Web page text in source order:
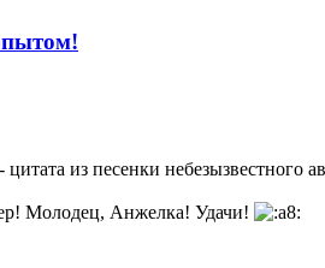
- цитата из песенки небезызвестного
Молодец, Анжелка! Удачи!